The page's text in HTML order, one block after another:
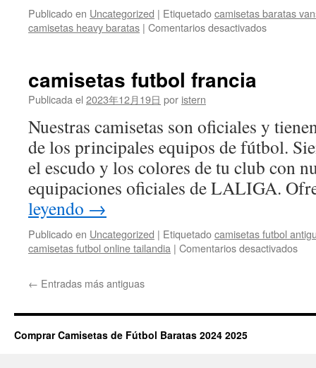
Publicado en Uncategorized | Etiquetadocamisetas baratas
camisetas heavy baratas | Comentarios desactivadosen
camisetas futbol francia
Publicada el 2023年12月19日 por istern
Nuestras camisetas son oficiales y
de los principales equipos de fútbol.
el escudo y los colores de tu club con
equipaciones oficiales de LALIGA.
leyendo →
Publicado en Uncategorized | Etiquetadocamisetas futbol
camisetas futbol online tailandia | Comentarios desactivadosen
← Entradas más antiguas
Comprar Camisetas de Fútbol Baratas 2024 2025